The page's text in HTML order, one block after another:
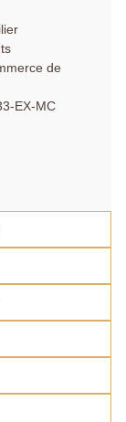
de
EX-MC